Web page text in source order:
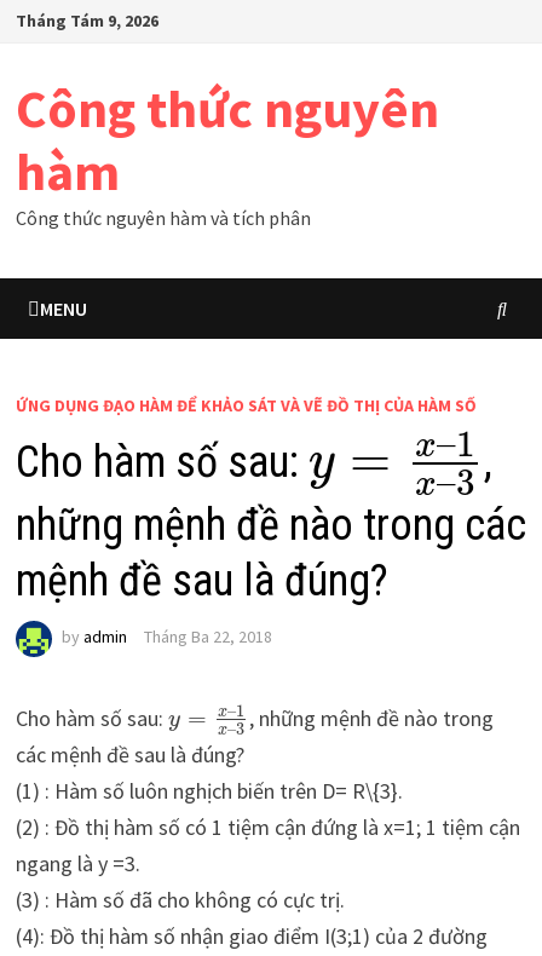
SkipTháng Tám 9, 2026
Công thức nguyên
hàm
Công thức nguyên hàm và tích phân
MENU
ỨNG DỤNG ĐẠO HÀM ĐỂ KHẢO SÁT VÀ VẼ ĐỒ THỊ CỦA HÀM SỐ
Cho hàm số sau: y = x–1
x–3 ,
những mệnh đề nào trong các
mệnh đề sau là đúng?
by admin Tháng Ba 22, 2018
Cho hàm số sau: y = x–1
x–3 , những mệnh đề nào trong
các mệnh đề sau là đúng?
(1) : Hàm số luôn nghịch biến trên D= R\{3}.
(2) : Đồ thị hàm số có 1 tiệm cận đứng là x=1; 1 tiệm cận
ngang là y =3.
(3) : Hàm số đã cho không có cực trị.
(4): Đồ thị hàm số nhận giao điểm I(3;1) của 2 đường